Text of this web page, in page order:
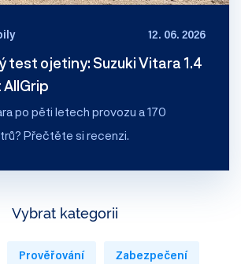
12. 06. 2026
test ojetiny: Suzuki Vitara 1.4
po pěti letech provozu a 170
Přečtěte si recenzi.
Vybrat kategorii
Prověřování
Zabezpečení